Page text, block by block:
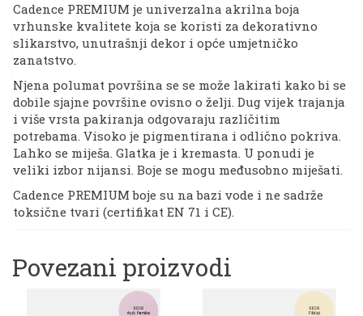
Cadence PREMIUM je univerzalna akrilna boja
vrhunske kvalitete koja se koristi za dekorativno
slikarstvo, unutrašnji dekor i opće umjetničko
zanatstvo.
Njena polumat površina se se može lakirati kako bi se
dobile sjajne površine ovisno o želji. Dug vijek trajanja
i više vrsta pakiranja odgovaraju različitim
potrebama. Visoko je pigmentirana i odlično pokriva.
Lahko se miješa. Glatka je i kremasta. U ponudi je
veliki izbor nijansi. Boje se mogu međusobno miješati.
Cadence PREMIUM boje su na bazi vode i ne sadrže
toksične tvari (certifikat EN 71 i CE).
Povezani proizvodi